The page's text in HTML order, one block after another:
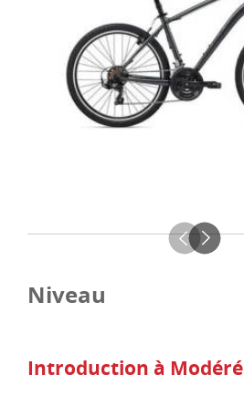
Niveau
Introduction à Modéré